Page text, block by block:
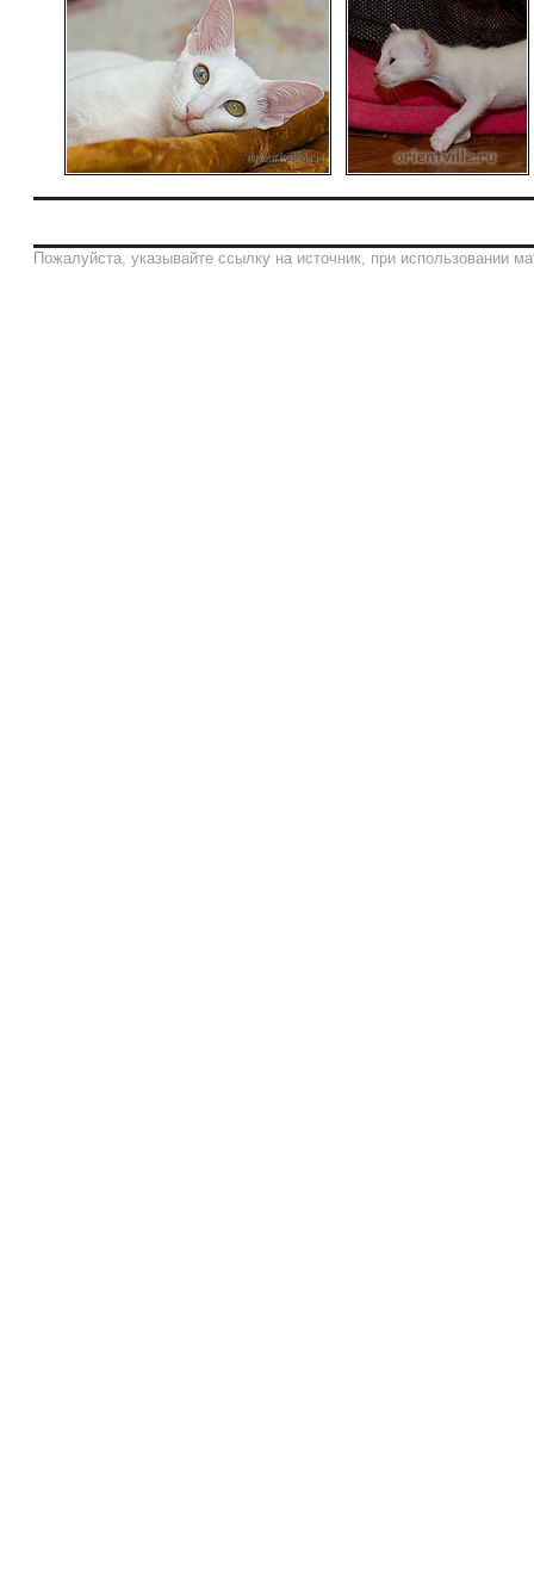
Пожалуйста, указывайте ссылку на источник, при использовании